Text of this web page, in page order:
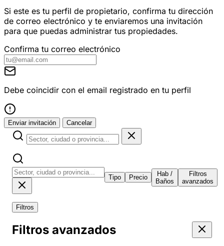
Si este es tu perfil de propietario, confirma tu dirección
de correo electrónico y te enviaremos una invitación
para que puedas administrar tus propiedades.
Confirma tu correo electrónico
Debe coincidir con el email registrado en tu perfil
Enviar invitación Cancelar
Tipo Precio
Hab /
Baños
Filtros
avanzados
Filtros
Filtros avanzados